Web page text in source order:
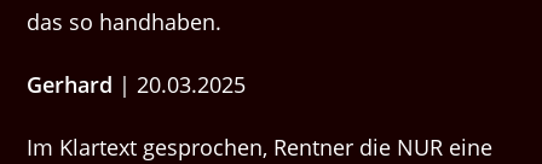
das so handhaben.
Gerhard | 20.03.2025
Im Klartext gesprochen, Rentner die NUR eine